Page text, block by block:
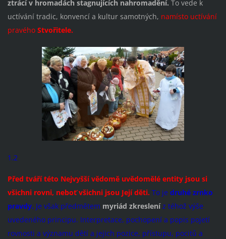
ztrácí v hromadách stagnujících nahromadění. To vede k
uctívání tradic, konvencí a kultur samotných, namísto uctívání
pravého Stvořitele.
1.2
Před tváří této Nejvyšší vědomě uvědomělé entity jsou si
všichni rovni, neboť všichni jsou Její děti. To je druhé zrnko
pravdy. Je však předmětem myriád zkresleníz téhož výše
uvedeného principu. Interpretace, pochopení a popis pojetí
rovnosti a významu dětí a jejich pozice, přístupu, pocitů a